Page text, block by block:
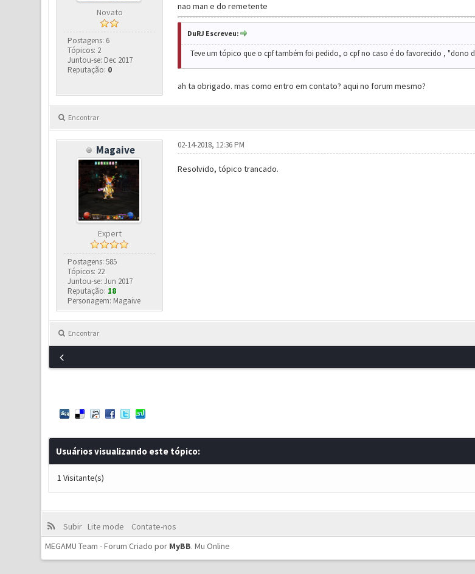
Novato
Postagens: 6
Tópicos: 2
Juntou-se: Dec 2017
Reputação: 0
nao man e do remetente
DuRJ Escreveu:
Teve um tópico que o cpf também foi pedido, o cpf no caso é do favorecido ,
ah ta obrigado. mas como entro em contato? aqui no forum mesmo?
Encontrar
Magaive
Expert
Postagens: 585
Tópicos: 22
Juntou-se: Jun 2017
Reputação: 18
Personagem: Magaive
02-14-2018, 12:36 PM
Resolvido, tópico trancado.
Encontrar
Usuários visualizando este tópico:
1 Visitante(s)
Subir Lite mode
Contate-nos
MEGAMU Team - Forum Criado por MyBB.Mu Online